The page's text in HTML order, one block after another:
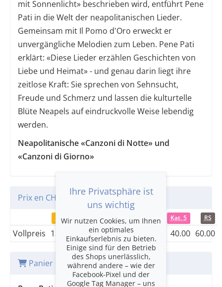
mit Sonnenlicht» beschrieben wird, entführt Pene
Pati in die Welt der neapolitanischen Lieder.
Gemeinsam mit Il Pomo d'Oro erweckt er
unvergängliche Melodien zum Leben. Pene Pati
erklärt: «Diese Lieder erzählen Geschichten von
Liebe und Heimat» - und genau darin liegt ihre
zeitlose Kraft: Sie sprechen von Sehnsucht,
Freude und Schmerz und lassen die kulturtelle
Blüte Neapels auf eindruckvolle Weise lebendig
werden.
Neapolitanische «Canzoni di Notte» und
«Canzoni di Giorno»
Prix en CHF
Kat. 1 Kat. 2 Kat. 3 Kat. 4 Kat. 5 RS
Vollpreis 130.00 110.00 90.00 40.00 60.00
Panier d'achat
Ihre Privatsphäre ist
uns wichtig
Wir nutzen Cookies, um Ihnen
ein optimales
Einkaufserlebnis zu bieten.
Einige sind für den Betrieb
des Shops unerlässlich,
während andere – wie der
Facebook-Pixel und der
Google Tag Manager – uns